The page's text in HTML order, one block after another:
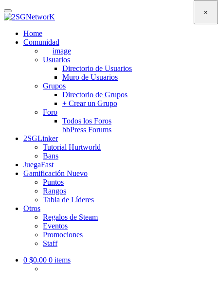
Skip
to
contentHome
Comunidad
image
Usuarios
Directorio de Usuarios
Muro de Usuarios
Grupos
Directorio de Grupos
+ Crear un Grupo
Foro
Todos los Foros
bbPress Forums
2SGLinker
Tutorial Hurtworld
Bans
JuegaFast
Gamificación Nuevo
Puntos
Rangos
Tabla de Líderes
Otros
Regalos de Steam
Eventos
Promociones
Staff
0 $0.00 0 items
×